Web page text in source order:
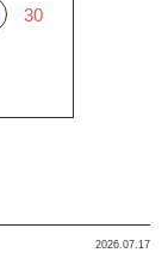
30
2026.07.17